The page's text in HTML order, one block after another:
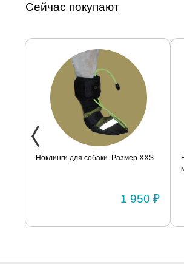
Сейчас покупают
Ноклинги для собаки. Размер XXS
1 950 ₽